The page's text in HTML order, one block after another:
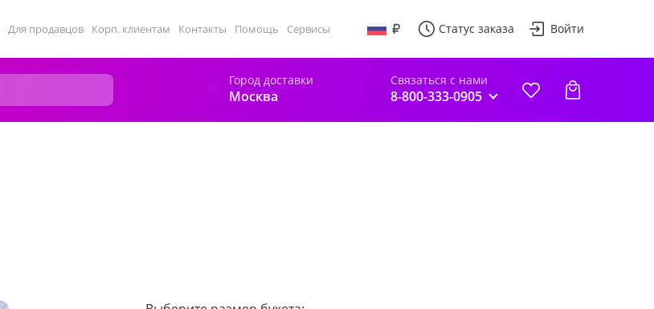
Для продавцов Корп. клиентам Контакты Помощь Сервисы Статус заказа Войти
Город доставки
Москва
Связаться с нами
8-800-333-0905